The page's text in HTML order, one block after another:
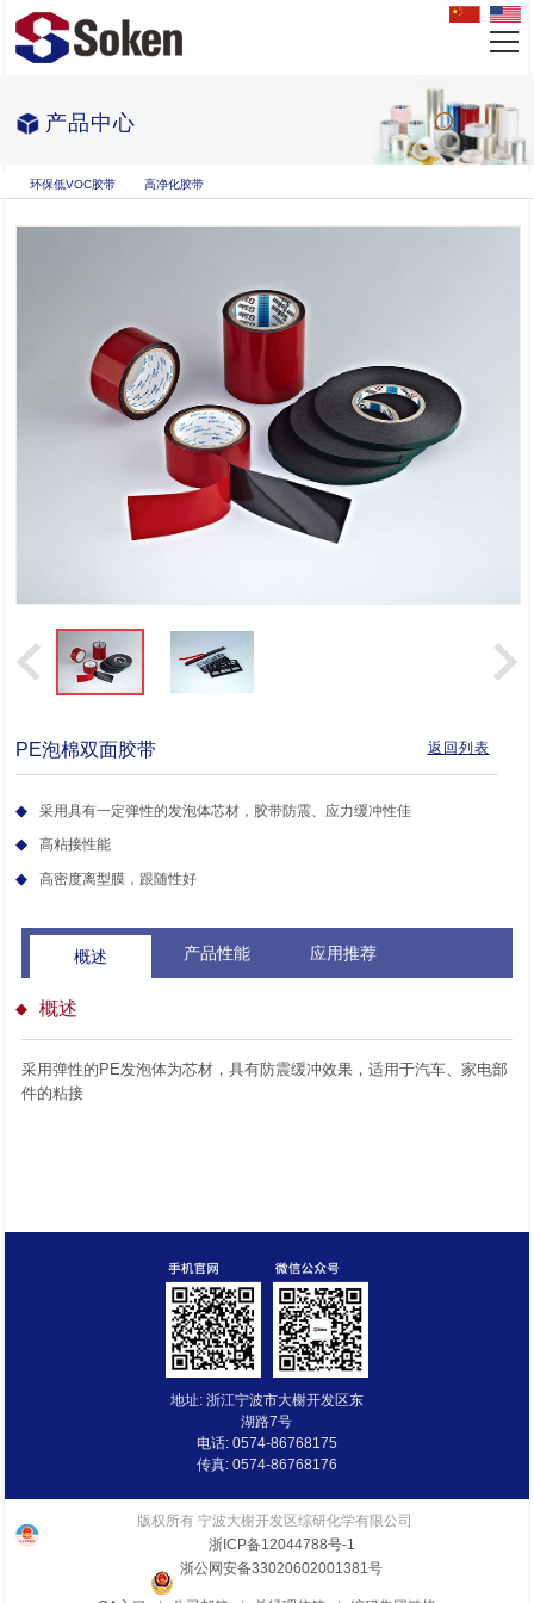
产品中心
环保低VOC胶带 高净化胶带
返回列表
PE泡棉双面胶带
采用具有一定弹性的发泡体芯材，胶带防震、应力缓冲性佳
高粘接性能
高密度离型膜，跟随性好
概述 产品性能 应用推荐
概述
采用弹性的PE发泡体为芯材，具有防震缓冲效果，适用于汽车、家电部
件的粘接
地址: 浙江宁波市大榭开发区东
湖路7号
电话: 0574-86768175
传真: 0574-86768176
版权所有 宁波大榭开发区综研化学有限公司
浙ICP备12044788号-1
浙公网安备33020602001381号